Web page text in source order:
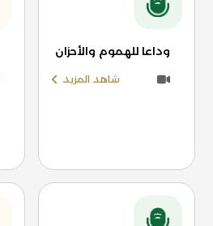
وداعا للهموم والأحزان
شاهد المزيد